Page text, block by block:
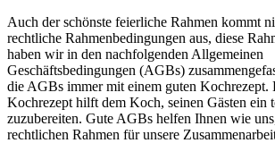
Auch der schönste feierliche Rahmen kommt
rechtliche Rahmenbedingungen aus, diese
haben wir in den nachfolgenden Allgemeinen
Geschäftsbedingungen (AGBs)
die AGBs immer mit einem guten Kochrezept.
Kochrezept hilft dem Koch, seinen Gästen ein
zuzubereiten. Gute AGBs helfen Ihnen wie
rechtlichen Rahmen für unsere